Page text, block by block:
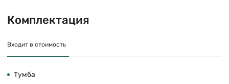
Комплектация
Входит в стоимость
Тумба